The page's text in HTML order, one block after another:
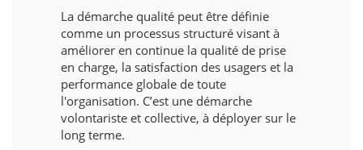
La démarche qualité peut être définie
comme un processus structuré visant à
améliorer en continue la qualité de prise
en charge, la satisfaction des usagers et la
performance globale de toute
l'organisation. C’est une démarche
volontariste et collective, à déployer sur le
long terme.